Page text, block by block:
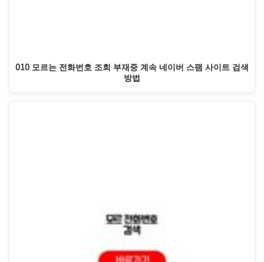
010 모르는 전화번호 조회 부재중 계속 네이버 스팸 사이트 검색
방법